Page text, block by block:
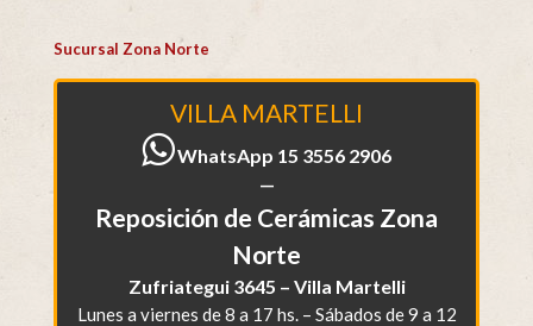
Sucursal Zona Norte
VILLA MARTELLI
WhatsApp 15 3556 2906
—
Reposición de Cerámicas Zona
Norte
Zufriategui 3645 – Villa Martelli
Lunes a viernes de 8 a 17 hs. – Sábados de 9 a 12